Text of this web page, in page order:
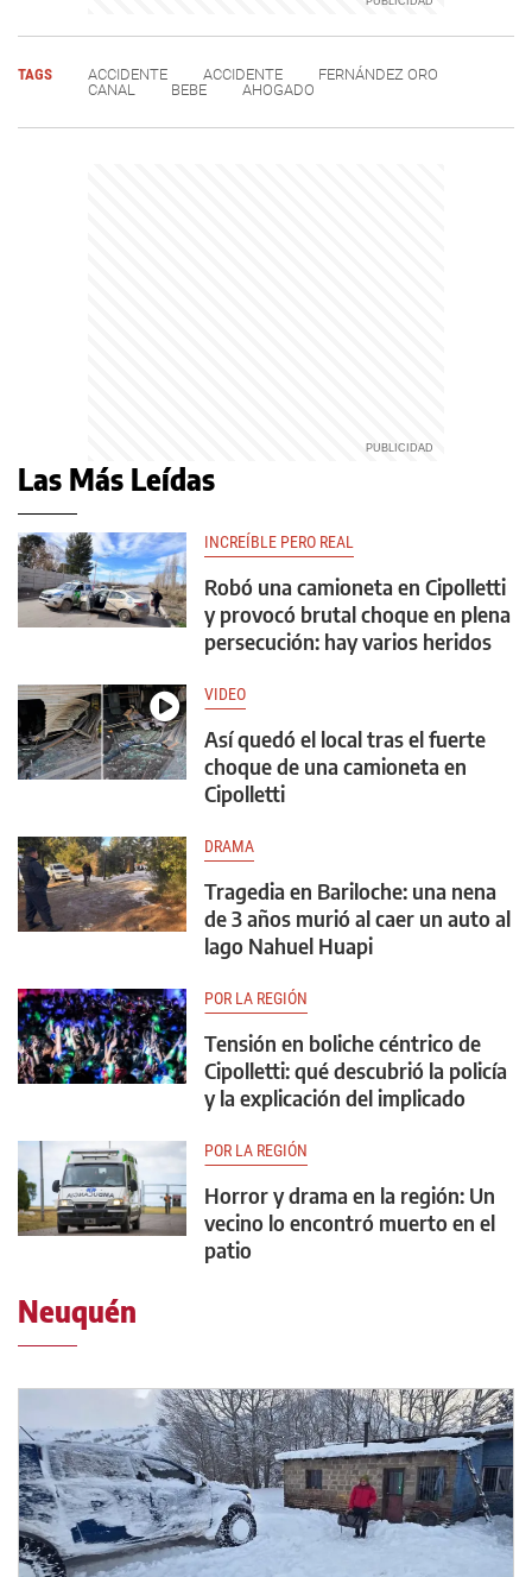
TAGS ACCIDENTE ACCIDENTE
FERNÁNDEZ ORO
CANAL
BEBE AHOGADO
Las Más Leídas
INCREÍBLE PERO REAL
Robó una camioneta en Cipolletti
y provocó brutal choque en plena
persecución: hay varios heridos
VIDEO
Así quedó el local tras el fuerte
choque de una camioneta en
Cipolletti
DRAMA
Tragedia en Bariloche: una nena
de 3 años murió al caer un auto al
lago Nahuel Huapi
POR LA REGIÓN
Tensión en boliche céntrico de
Cipolletti: qué descubrió la policía
y la explicación del implicado
POR LA REGIÓN
Horror y drama en la región: Un
vecino lo encontró muerto en el
patio
Neuquén